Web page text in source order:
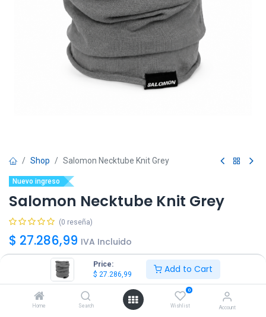
Price:
$ 27.286,99 Add to Cart
Home Search
0
Wishlist Account
Shop Salomon Necktube Knit Grey
Nuevo ingreso
Salomon Necktube Knit Grey
(0 reseña)
$ 27.286,99 IVA Incluido
Agregar Comprar ya!